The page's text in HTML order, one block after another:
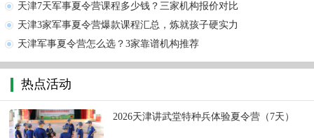
天津7天军事夏令营课程多少钱？三家机构报价对比
天津3家军事夏令营爆款课程汇总，炼就孩子硬实力
天津军事夏令营怎么选？3家靠谱机构推荐
热点活动
2026天津讲武堂特种兵体验夏令营（7天）